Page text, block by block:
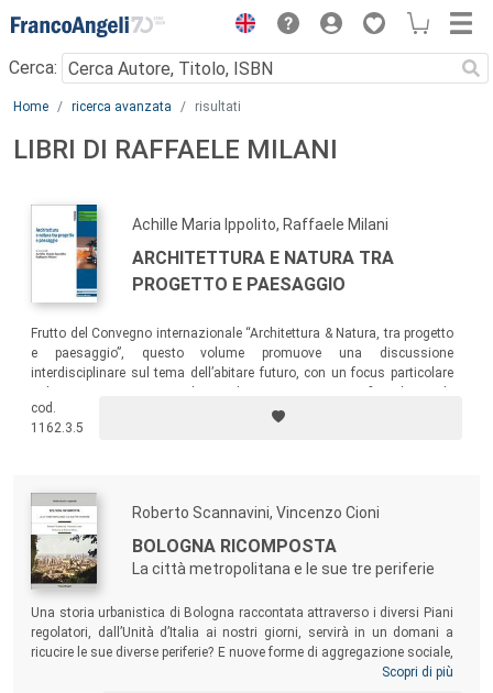
Menu
Cerca:
Main content
Home ricerca avanzata risultati
LIBRI DI RAFFAELE MILANI
Achille Maria Ippolito, Raffaele Milani
ARCHITETTURA E NATURA TRA
PROGETTO E PAESAGGIO
Frutto del Convegno internazionale “Architettura & Natura, tra progetto
e paesaggio”, questo volume promuove una discussione
interdisciplinare sul tema dell’abitare futuro, con un focus particolare
essere un omaggio all’amico, allo studioso e al paesaggista Franco
Zagari.
cod.
1162.3.5
Roberto Scannavini, Vincenzo Cioni
BOLOGNA RICOMPOSTA
La città metropolitana e le sue tre periferie
Una storia urbanistica di Bologna raccontata attraverso i diversi Piani
regolatori, dall’Unità d’Italia ai nostri giorni, servirà in un domani a
ricucire le sue diverse periferie? E nuove forme di aggregazione sociale,
di comunicazione viaria, di abbellimento di strade e di costruzioni,
Scopri di più